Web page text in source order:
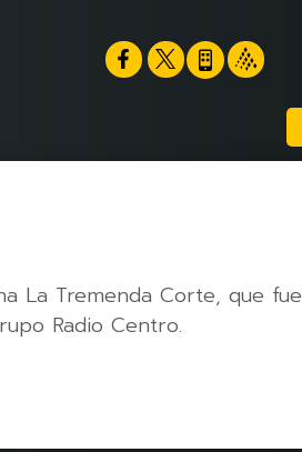
La Tremenda Corte, que fue
Radio Centro.